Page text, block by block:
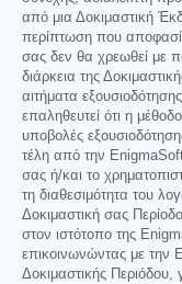
από μια Δοκιμαστική
περίπτωση που
σας δεν θα χρεωθεί με
διάρκεια της
αιτήματα
επαληθευτεί ότι η
υποβολές
τέλη από την
σας ή/και το
τη διαθεσιμότητα του
Δοκιμαστική σας
στον ιστότοπο της
επικοινωνώντας με την
Δοκιμαστικής